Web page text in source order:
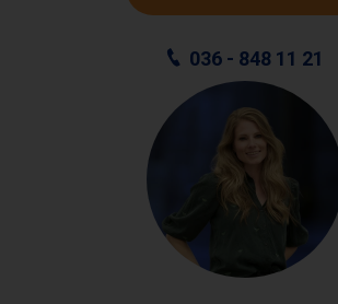
036 - 848 11 21